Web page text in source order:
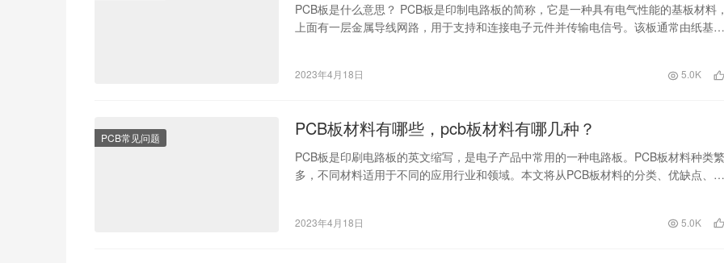
PCB板是什么意思？ PCB板是印制电路板的简称，它是一种具有电气性能的基板材料，
上面有一层金属导线网路，用于支持和连接电子元件并传输电信号。该板通常由纸基、
2023年4月18日 5.0K
PCB常见问题 PCB板材料有哪些，pcb板材料有哪几种？
PCB板是印刷电路板的英文缩写，是电子产品中常用的一种电路板。PCB板材料种类繁
多，不同材料适用于不同的应用行业和领域。本文将从PCB板材料的分类、优缺点、应
2023年4月18日 5.0K